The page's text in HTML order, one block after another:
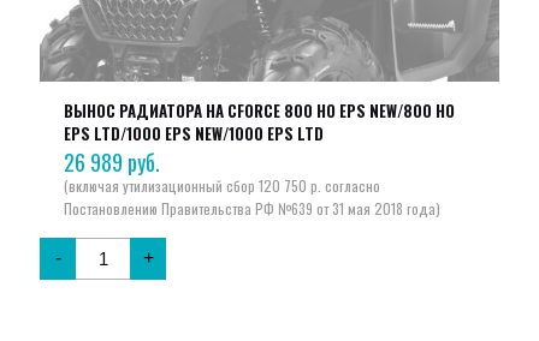
ВЫНОС РАДИАТОРА НА CFORCE 800 HO EPS NEW/800 HO
EPS LTD/1000 EPS NEW/1000 EPS LTD
26 989 руб.
- +